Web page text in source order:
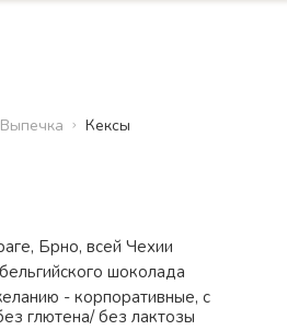
Bыпечка Кексы
Брно, всей Чехии
шоколада
- корпоративные, с
глютена/ без лактозы